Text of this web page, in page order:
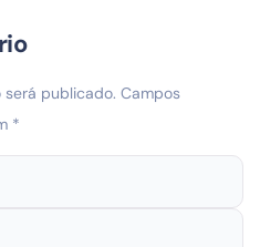
publicado. Campos
*